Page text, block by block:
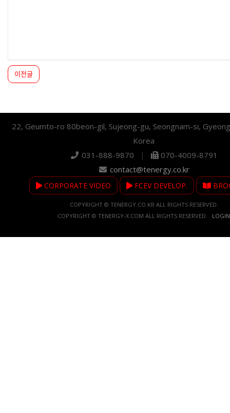
이전글
22, Geumto-ro 80beon-gil, Sujeong-gu, Seongnam-si,
Korea
031-888-9870
|
070-4009-8791
contact@tenergy.co.kr
CORPORATE VIDEO FCEV DEVELOP.
COPYRIGHT © TENERGY.CO.KR ALL RIGHTS RESERVED.
COPYRIGHT © TENERGY-X.COM ALL RIGHTS RESERVED. LOGIN